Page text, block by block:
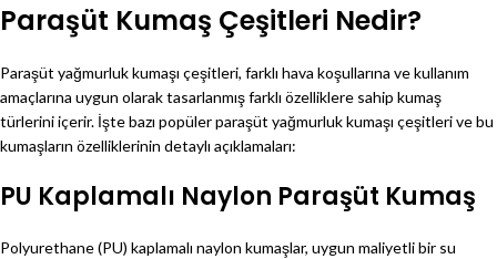
Paraşüt Kumaş Çeşitleri Nedir?
Paraşüt yağmurluk kumaşı çeşitleri, farklı hava koşullarına ve kullanım
amaçlarına uygun olarak tasarlanmış farklı özelliklere sahip kumaş
türlerini içerir. İşte bazı popüler paraşüt yağmurluk kumaşı çeşitleri ve bu
kumaşların özelliklerinin detaylı açıklamaları:
PU Kaplamalı Naylon Paraşüt Kumaş
Polyurethane (PU) kaplamalı naylon kumaşlar, uygun maliyetli bir su